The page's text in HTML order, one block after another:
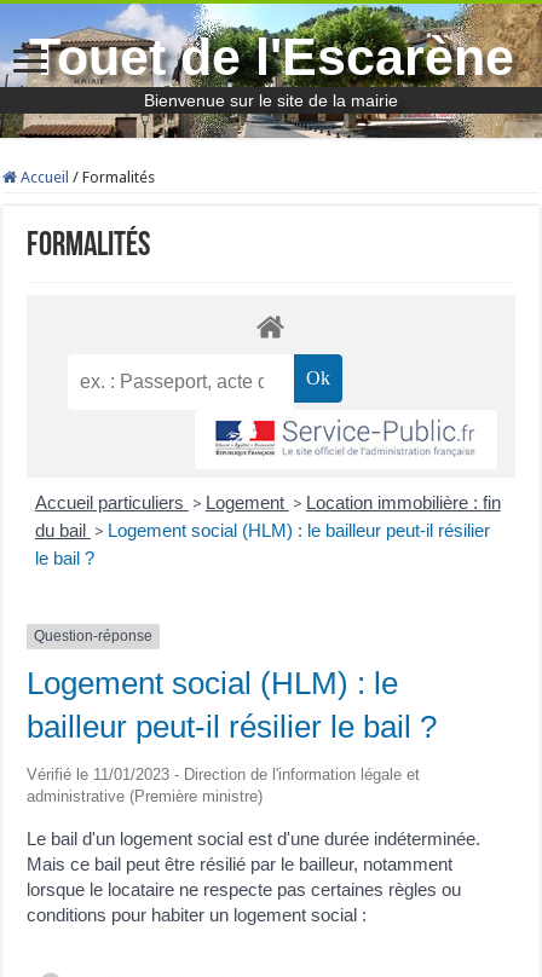
Touet de l'Escarène
Bienvenue sur le site de la mairie
Accueil / Formalités
Formalités
Accueil particuliers > Logement > Location immobilière : fin
du bail > Logement social (HLM) : le bailleur peut-il résilier
le bail ?
Question-réponse
Logement social (HLM) : le
bailleur peut-il résilier le bail ?
Vérifié le 11/01/2023 - Direction de l'information légale et
administrative (Première ministre)
Le bail d'un logement social est d'une durée indéterminée.
Mais ce bail peut être résilié par le bailleur, notamment
lorsque le locataire ne respecte pas certaines règles ou
conditions pour habiter un logement social :